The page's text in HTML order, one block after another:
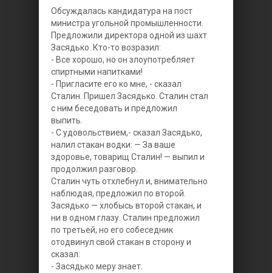
Обсуждалась кандидатура на пост
министра угольной промышленности.
Предложили директора одной из шахт
Засядько. Кто-то возразил:
- Все хорошо, но он злоупотребляет
спиртными напитками!
- Пригласите его ко мне, - сказал
Сталин. Пришел Засядько. Сталин стал
с ним беседовать и предложил
выпить.
- С удовольствием,- сказал Засядько,
налил стакан водки: — За ваше
здоровье, товарищ Сталин! — выпил и
продолжил разговор.
Сталин чуть отхлебнул и, внимательно
наблюдая, предложил по второй.
Засядько — хлобысь второй стакан, и
ни в одном глазу. Сталин предложил
по третьей, но его собеседник
отодвинул свой стакан в сторону и
сказал:
- Засядько меру знает.